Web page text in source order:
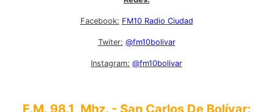
Facebook: FM10 Radio Ciudad
Twiter: @fm10bolivar
Instagram: @fm10bolivar
F.M. 98.1 Mhz. - San Carlos De Bolívar: